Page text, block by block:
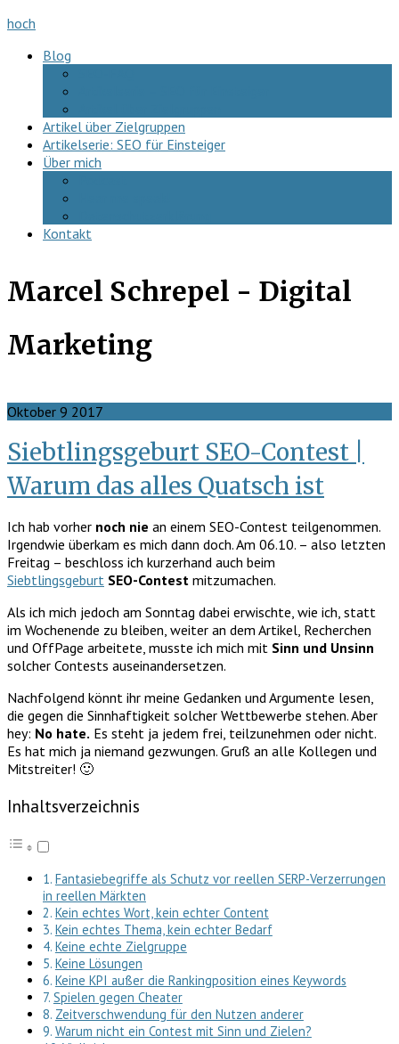
hoch
Blog
Artikel über Zielgruppen
Artikelserie: SEO für Einsteiger
Über mich
Kontakt
Marcel Schrepel - Digital
Marketing
Oktober 9 2017
Siebtlingsgeburt SEO-Contest |
Warum das alles Quatsch ist
Ich hab vorher noch nie an einem SEO-Contest teilgenommen.
Irgendwie überkam es mich dann doch. Am 06.10. – also letzten
Freitag – beschloss ich kurzerhand auch beim
Siebtlingsgeburt SEO-Contest mitzumachen.
Als ich mich jedoch am Sonntag dabei erwischte, wie ich, statt
im Wochenende zu bleiben, weiter an dem Artikel, Recherchen
und OffPage arbeitete, musste ich mich mit Sinn und Unsinn
solcher Contests auseinandersetzen.
Nachfolgend könnt ihr meine Gedanken und Argumente lesen,
die gegen die Sinnhaftigkeit solcher Wettbewerbe stehen. Aber
hey: No hate. Es steht ja jedem frei, teilzunehmen oder nicht.
Es hat mich ja niemand gezwungen. Gruß an alle Kollegen und
Mitstreiter! 🙂
Inhaltsverzeichnis
Fantasiebegriffe als Schutz vor reellen SERP-Verzerrungen
in reellen Märkten
Kein echtes Wort, kein echter Content
Kein echtes Thema, kein echter Bedarf
Keine echte Zielgruppe
Keine Lösungen
Keine KPI außer die Rankingposition eines Keywords
Spielen gegen Cheater
Zeitverschwendung für den Nutzen anderer
Warum nicht ein Contest mit Sinn und Zielen?